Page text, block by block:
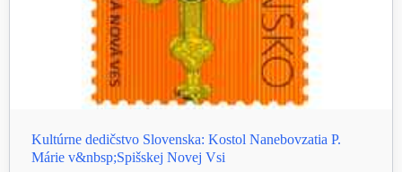
Kultúrne dedičstvo Slovenska: Kostol Nanebovzatia P.
Márie v&nbsp;Spišskej Novej Vsi